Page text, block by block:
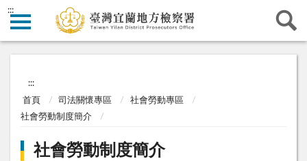
:::
:::
首頁 司法關懷專區
社會勞動專區
社會勞動制度簡介
社會勞動制度簡介